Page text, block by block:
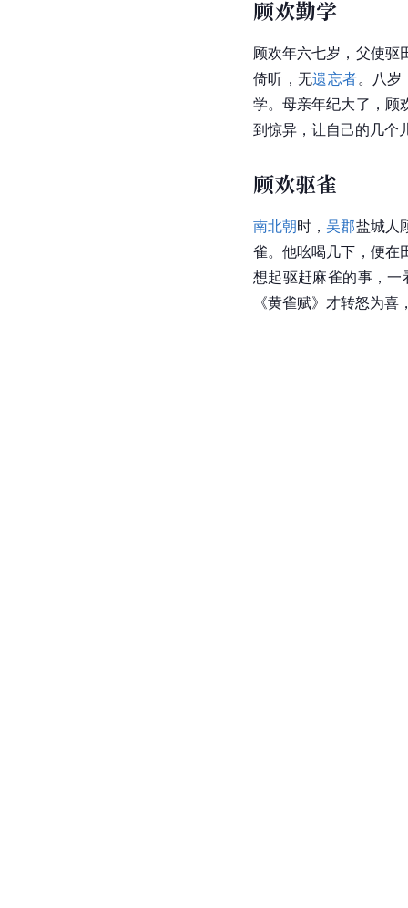
顾欢勤学
顾欢年六七岁，父使驱
倚听，无遗忘者。八岁
学。母亲年纪大了，顾
到惊异，让自己的几个
顾欢驱雀
南北朝时，吴郡盐城人
雀。他吆喝几下，便在
想起驱赶麻雀的事，
《黄雀赋》才转怒为喜